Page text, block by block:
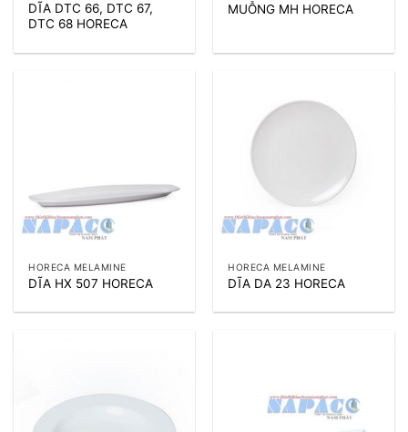
DĨA DTC 66, DTC 67,
DTC 68 HORECA
MUỖNG MH HORECA
HORECA MELAMINE
DĨA HX 507 HORECA
HORECA MELAMINE
DĨA DA 23 HORECA